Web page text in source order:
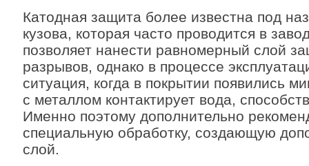
Катодная защита более известна под
кузова, которая часто проводится в
позволяет нанести равномерный слой
разрывов, однако в процессе
ситуация, когда в покрытии появились
с металлом контактирует вода,
Именно поэтому дополнительно
специальную обработку, создающую
слой.